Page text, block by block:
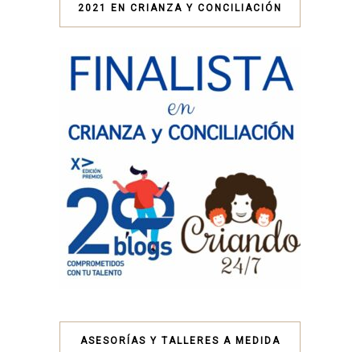
2021 EN CRIANZA Y CONCILIACIÓN
ASESORÍAS Y TALLERES A MEDIDA